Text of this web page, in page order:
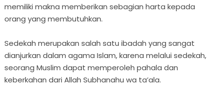
memiliki makna memberikan sebagian harta kepada
orang yang membutuhkan.
Sedekah merupakan salah satu ibadah yang sangat
dianjurkan dalam agama Islam, karena melalui sedekah,
seorang Muslim dapat memperoleh pahala dan
keberkahan dari Allah Subhanahu wa ta’ala.